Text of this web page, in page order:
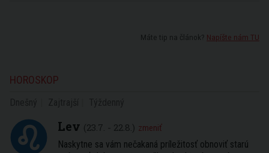
Máte tip na článok? Napíšte nám TU
HOROSKOP
Lev (23.7. - 22.8.) zmeniť
Naskytne sa vám nečakaná príležitosť obnoviť starú